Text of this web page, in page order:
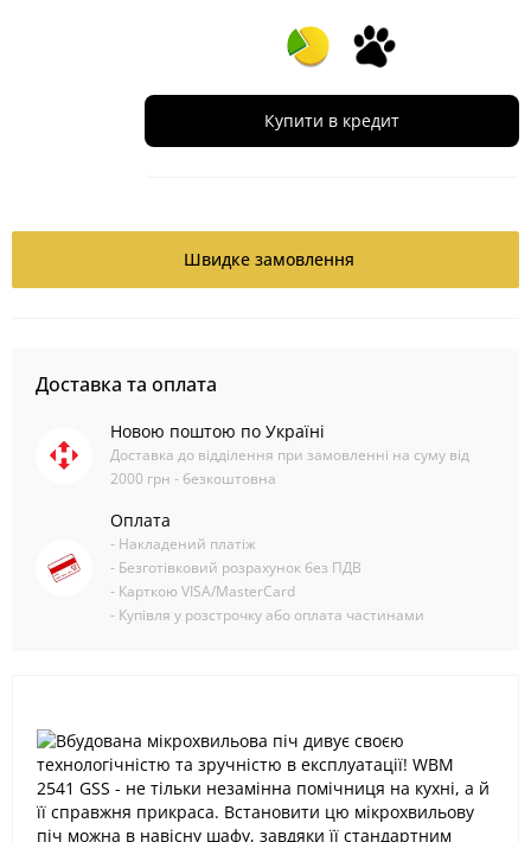
Купити в кредит
Швидке замовлення
Доставка та оплата
Новою поштою по Україні
Доставка до відділення при замовленні на суму від
2000 грн - безкоштовна
Оплата
- Накладений платіж
- Безготівковий розрахунок без ПДВ
- Карткою VISA/MasterCard
- Купівля у розстрочку або оплата частинами